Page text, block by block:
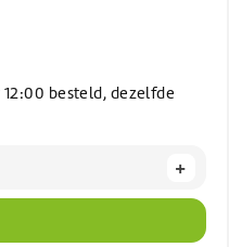
besteld, dezelfde
+